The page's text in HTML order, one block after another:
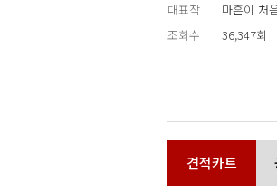
대표작
마흔이 처
조회수
36,347회
견적카트